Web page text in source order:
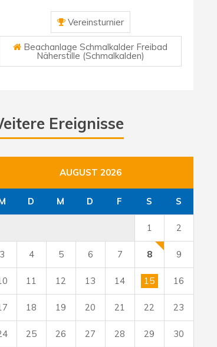
Vereinsturnier
Beachanlage Schmalkalder Freibad
Näherstille (Schmalkalden)
Ereignisse
AUGUST 2026
D M D F S S
1 2
3 4 5 6 7 8 9
11 12 13 14 15 16
18 19 20 21 22 23
25 26 27 28 29 30